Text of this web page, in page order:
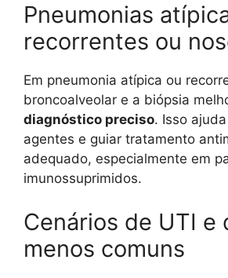
Pneumonias
recorrentes ou
Em pneumonia atípica ou
broncoalveolar e a biópsia
diagnóstico preciso. Isso
agentes e guiar tratamento
adequado, especialmente em
imunossuprimidos.
Cenários de UTI e
menos comuns